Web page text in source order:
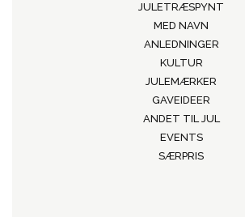
JULETRÆSPYNT
MED NAVN
ANLEDNINGER
KULTUR
JULEMÆRKER
GAVEIDEER
ANDET TIL JUL
EVENTS
SÆRPRIS